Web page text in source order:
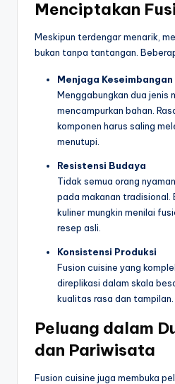
Menciptakan
Meskipun terdengar menarik,
bukan tanpa tantangan.
Menjaga Keseimbangan
Menggabungkan dua jenis
mencampurkan bahan.
komponen harus saling
menutupi.
Resistensi Budaya
Tidak semua orang
pada makanan tradisional.
kuliner mungkin menilai
resep asli.
Konsistensi Produksi
Fusion cuisine yang
direplikasi dalam skala
kualitas rasa dan tampilan.
Peluang dalam
dan Pariwisata
Fusion cuisine juga membuka